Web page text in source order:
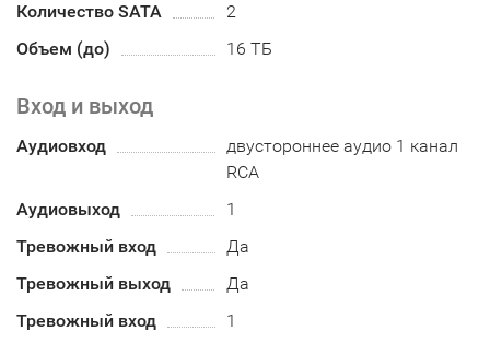
Количество SATA
2
Объем (до)
16 ТБ
Вход и выход
Аудиовход
двустороннее аудио 1 канал
RCA
Аудиовыход
1
Тревожный вход
Да
Тревожный выход
Да
Тревожный вход
1